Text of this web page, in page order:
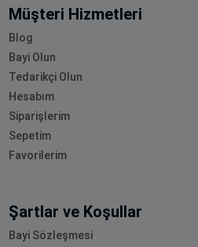
Müşteri Hizmetleri
Blog
Bayi Olun
Tedarikçi Olun
Hesabım
Siparişlerim
Sepetim
Favorilerim
Şartlar ve Koşullar
Bayi Sözleşmesi